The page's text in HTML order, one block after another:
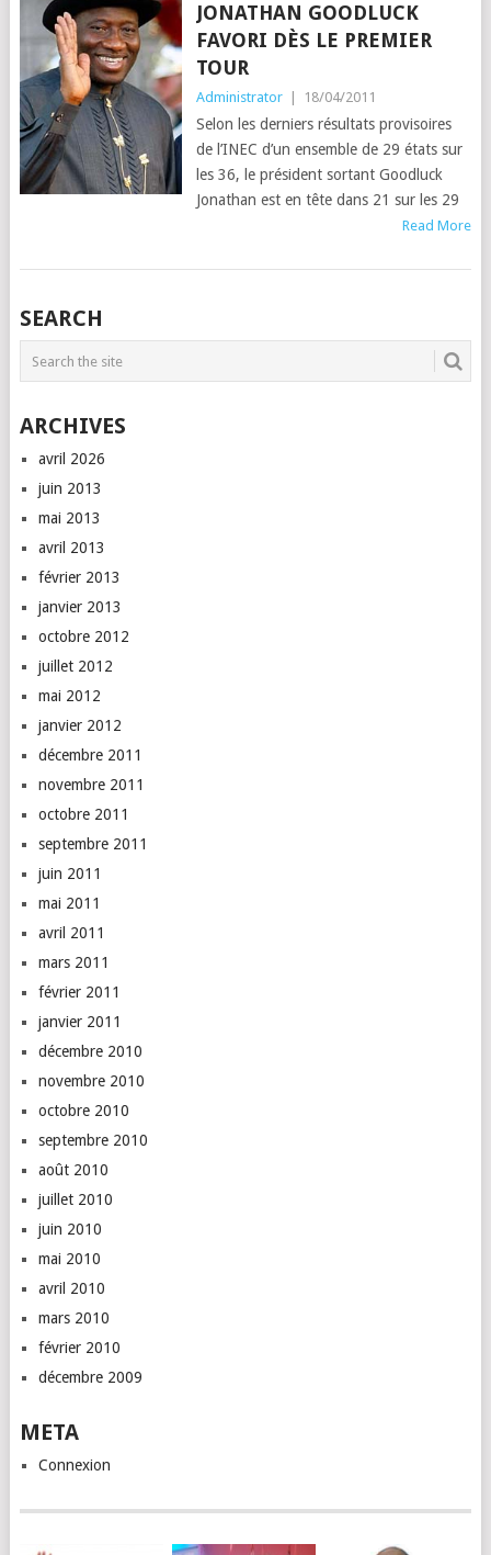
JONATHAN GOODLUCK
FAVORI DÈS LE PREMIER
TOUR
Administrator 18/04/2011
Selon les derniers résultats provisoires
de l’INEC d’un ensemble de 29 états sur
les 36, le président sortant Goodluck
Jonathan est en tête dans 21 sur les 29
Read More
SEARCH
ARCHIVES
avril 2026
juin 2013
mai 2013
avril 2013
février 2013
janvier 2013
octobre 2012
juillet 2012
mai 2012
janvier 2012
décembre 2011
novembre 2011
octobre 2011
septembre 2011
juin 2011
mai 2011
avril 2011
mars 2011
février 2011
janvier 2011
décembre 2010
novembre 2010
octobre 2010
septembre 2010
août 2010
juillet 2010
juin 2010
mai 2010
avril 2010
mars 2010
février 2010
décembre 2009
META
Connexion